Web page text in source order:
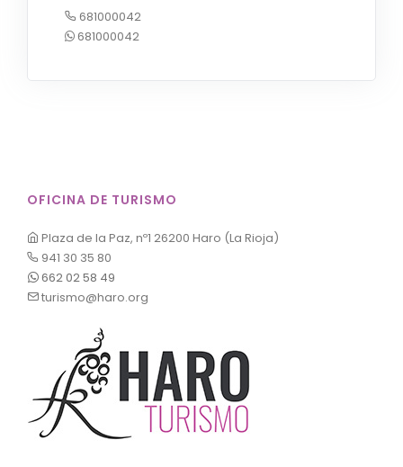
681000042
681000042
OFICINA DE TURISMO
Plaza de la Paz, nº1 26200 Haro (La Rioja)
941 30 35 80
662 02 58 49
turismo@haro.org